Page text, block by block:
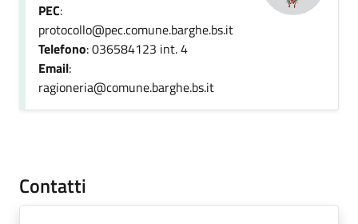
PEC:
protocollo@pec.comune.barghe.bs.it
Telefono: 036584123 int. 4
Email:
ragioneria@comune.barghe.bs.it
Contatti